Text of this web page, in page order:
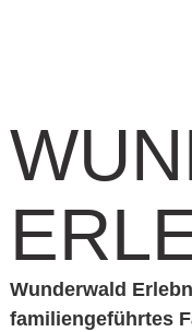
Wunderwald
familiengeführtes